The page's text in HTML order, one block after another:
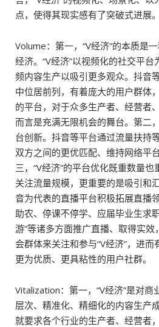
点，使得其现实感有了突破式进展。
Volume：第一，“V经济”的本质是
经济。“V经济”以视频化的社交平
频内容生产以吸引更多观众。抖音
中位居前列，有着庞大的用户群体
的平台，对于众多生产者、经营者
而言是充满无限机会的舞台。第二
台创新。抖音等平台通过流量扶持
双方之间的更优匹配、维持网络平
三，“V经济”的平台优化既重数量
关注流量规模，更重要的是吸引和
音为代表的直播平台积极拓展直播
助农、停课不停学、应届毕业生求
游”等诸多方面推广直播、取得实
会群体来关注和参与“V经济”，进
更为优质、更具粘性的用户社群。
Vitalization：第一，“V经济”是对
层次、精准化、精细化的内容生产
就要求各个行业的生产者、经营者